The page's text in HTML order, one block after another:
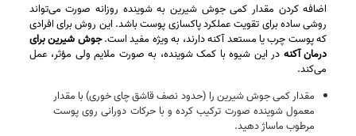
اضافه کردن مقدار کمی جوش شیرین به شوینده روزانه صورت می‌تواند
روشی ساده برای تقویت عملکرد پاکسازی پوست باشد. این روش برای افرادی
که پوست چرب یا مستعد آکنه دارند، به‌ ویژه مفید است.جوش شیرین برای
درمان آکنه در این شیوه با کمک شوینده، به‌ صورت ملایم ولی مؤثر، عمل
می‌کند.
مقدار کمی جوش شیرین را (حدود نصف قاشق چای‌ خوری) با مقدار
معمول شوینده صورت ترکیب کرده و با حرکات دورانی روی پوست
مرطوب ماساژ دهید.